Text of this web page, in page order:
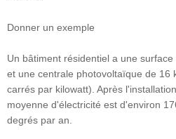
Donner un exemple
Un bâtiment résidentiel a une
et une centrale photovoltaïque de 16
carrés par kilowatt). Après
moyenne d'électricité est d'environ
degrés par an.